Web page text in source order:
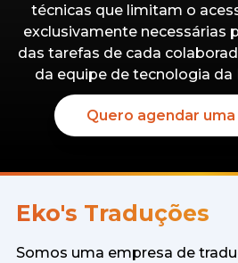
técnicas que limitam o
exclusivamente necessárias
das tarefas de cada
da equipe de tecnologia da
Quero agendar
Eko's Traduções
Somos uma empresa de